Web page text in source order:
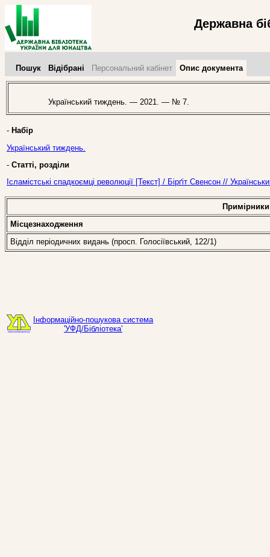
Державна
Пошук Відібрані Персональний кабінет Опис документа
Український тиждень. — 2021. — № 7.
- Набір
Український тиждень.
- Статті, розділи
Ісламістські спадкоємці революції [Текст] / Бірґіт Свенсон //
Примірники
Місцезнаходження
Відділ періодичних видань (просп. Голосіївський, 122/1)
Інформаційно-пошукова система
'УФД/Бібліотека'